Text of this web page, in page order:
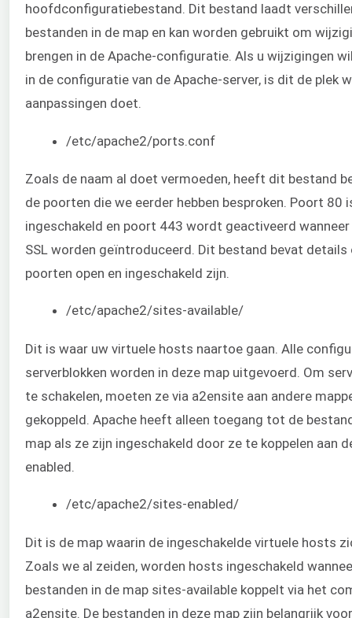
hoofdconfiguratiebestand. Dit bestand laadt
bestanden in de map en kan worden gebruikt om
brengen in de Apache-configuratie. Als u wijzigingen
in de configuratie van de Apache-server, is dit de plek
aanpassingen doet.
/etc/apache2/ports.conf
Zoals de naam al doet vermoeden, heeft dit bestand
de poorten die we eerder hebben besproken. Poort 80
ingeschakeld en poort 443 wordt geactiveerd
SSL worden geïntroduceerd. Dit bestand bevat details
poorten open en ingeschakeld zijn.
/etc/apache2/sites-available/
Dit is waar uw virtuele hosts naartoe gaan. Alle
serverblokken worden in deze map uitgevoerd. Om
te schakelen, moeten ze via a2ensite aan andere
gekoppeld. Apache heeft alleen toegang tot de
map als ze zijn ingeschakeld door ze te koppelen aan
enabled.
/etc/apache2/sites-enabled/
Dit is de map waarin de ingeschakelde virtuele hosts
Zoals we al zeiden, worden hosts ingeschakeld
bestanden in de map sites-available koppelt via het
a2ensite. De bestanden in deze map zijn belangrijk